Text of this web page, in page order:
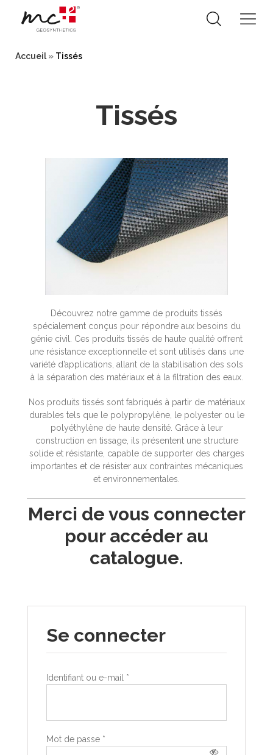
Accueil » Tissés
Tissés
Découvrez notre gamme de produits tissés
spécialement conçus pour répondre aux besoins du
génie civil. Ces produits tissés de haute qualité offrent
une résistance exceptionnelle et sont utilisés dans une
variété d’applications, allant de la stabilisation des sols
à la séparation des matériaux et à la filtration des eaux.
Nos produits tissés sont fabriqués à partir de matériaux
durables tels que le polypropylène, le polyester ou le
polyéthylène de haute densité. Grâce à leur
construction en tissage, ils présentent une structure
solide et résistante, capable de supporter des charges
importantes et de résister aux contraintes mécaniques
et environnementales.
Merci de vous connecter
pour accéder au
catalogue.
Se connecter
Identifiant ou e-mail *
Mot de passe *